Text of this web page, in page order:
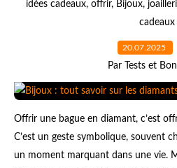
idées cadeaux, offrir, Bijoux,
cadeaux
20.07.2025
Par Tests et
Offrir une bague en diamant, c’est
C’est un geste symbolique, souvent
un moment marquant dans une vie.